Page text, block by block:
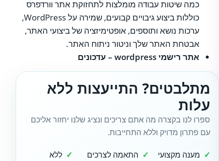
כמה שיטות עבודה מומלצות לתחזוקת אתר וורדפרס
כוללות ביצוע גיבויים קבועים, שמירה על WordPress,
ערכות נושא ותוספים, אופטימיזציה של ביצועי האתר,
אבטחת האתר שלך וניטור ניתוח האתר.
אתר רישמי wordpress – עדכונים
מתלבטים? התייעצות ללא
עלות
ספרו לנו בקצרה מה אתם צריכים ונציג שלנו יחזור אליכם
עם פתרון מדויק וללא התחייבות.
מענה מקצועי
התאמה לצרכים
ללא